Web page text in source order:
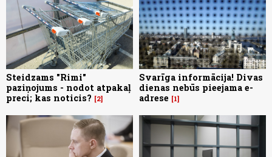
Steidzams "Rimi"
paziņojums - nodot atpakaļ
preci; kas noticis?
2
Svarīga informācija! Divas
dienas nebūs pieejama e-
adrese
1